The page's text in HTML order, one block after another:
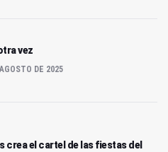
vez
DE 2025
crea el cartel de las fiestas del